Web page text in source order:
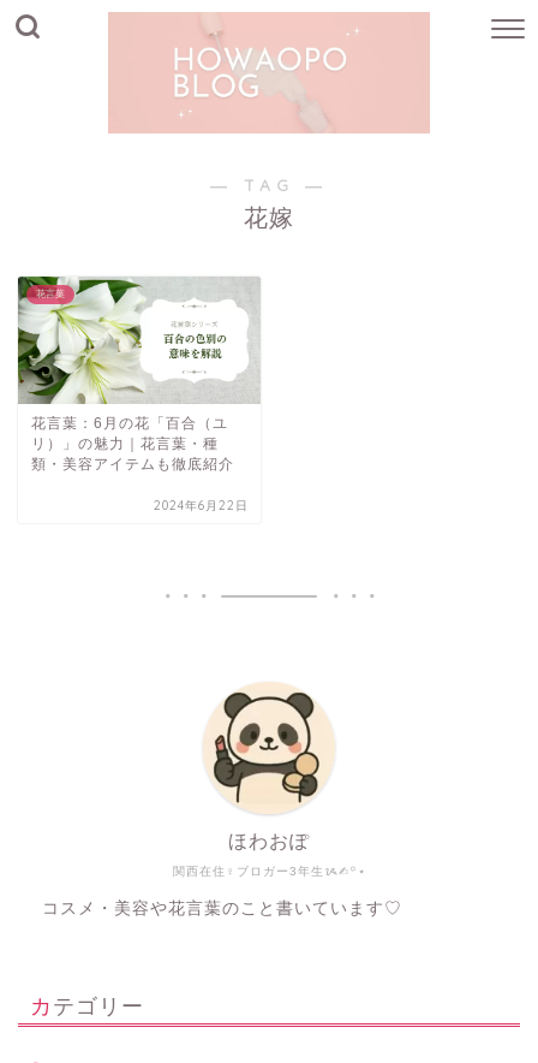
― TAG ―
花嫁
花言葉
花言葉：6月の花「百合（ユ
リ）」の魅力｜花言葉・種
類・美容アイテムも徹底紹介
2024年6月22日
関西在住♀ブロガー3年生ᝰ✍︎꙳⋆
ほわおぽ
コスメ・美容や花言葉のこと書いています♡
カテゴリー